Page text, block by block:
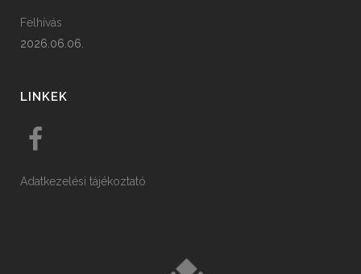
Felhívás
2026.06.06.
LINKEK
Adatkezelési tájékoztató